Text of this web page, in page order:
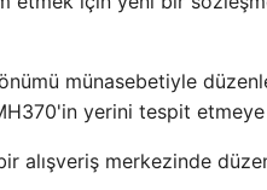
münasebetiyle
yerini tespit etmeye
alışveriş merkezinde